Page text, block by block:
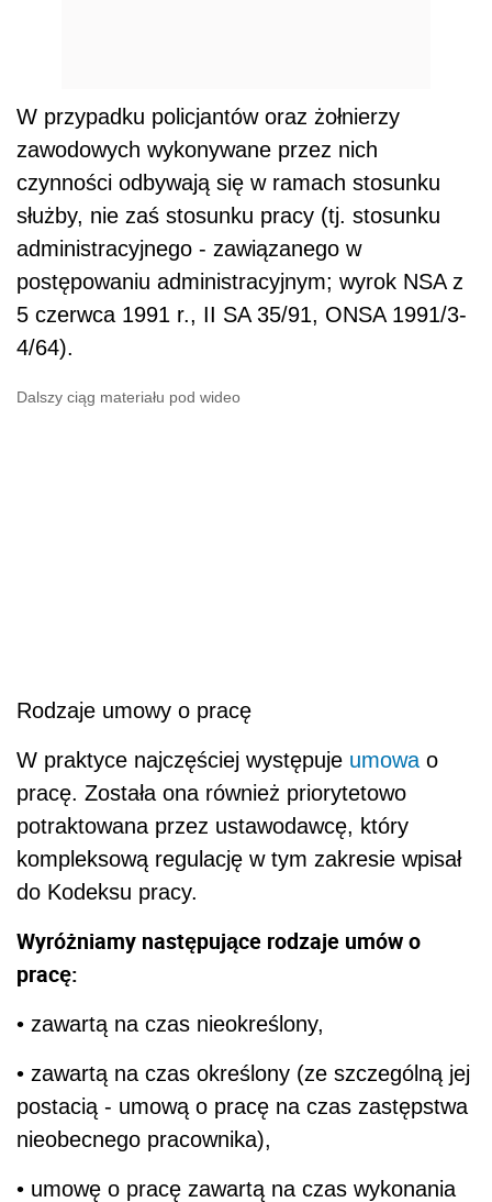
W przypadku policjantów oraz żołnierzy
zawodowych wykonywane przez nich
czynności odbywają się w ramach stosunku
służby, nie zaś stosunku pracy (tj. stosunku
administracyjnego - zawiązanego w
postępowaniu administracyjnym; wyrok NSA z
5 czerwca 1991 r., II SA 35/91, ONSA 1991/3-
4/64).
Dalszy ciąg materiału pod wideo
Rodzaje umowy o pracę
W praktyce najczęściej występuje umowa o
pracę. Została ona również priorytetowo
potraktowana przez ustawodawcę, który
kompleksową regulację w tym zakresie wpisał
do Kodeksu pracy.
Wyróżniamy następujące rodzaje umów o
pracę:
• zawartą na czas nieokreślony,
• zawartą na czas określony (ze szczególną jej
postacią - umową o pracę na czas zastępstwa
nieobecnego pracownika),
• umowę o pracę zawartą na czas wykonania